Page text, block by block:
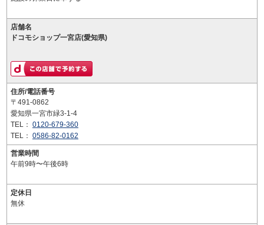
店舗名
ドコモショップ一宮店(愛知県)
住所/電話番号
〒491-0862
愛知県一宮市緑3-1-4
TEL： 0120-679-360
TEL： 0586-82-0162
営業時間
午前9時〜午後6時
定休日
無休